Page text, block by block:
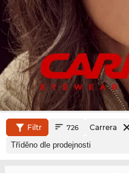
Filtr 726 Carrera